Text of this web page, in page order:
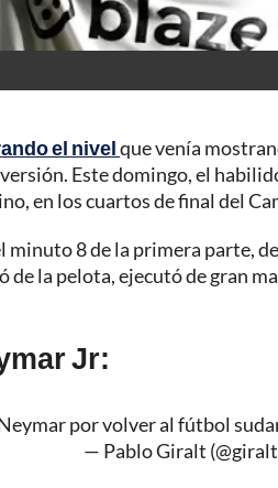
el nivelque venía
Este domingo, el
en los cuartos de final del
minuto 8 de la primera parte,
de la pelota, ejecutó de gran
Jr:
por volver al fútbol
— Pablo Giralt